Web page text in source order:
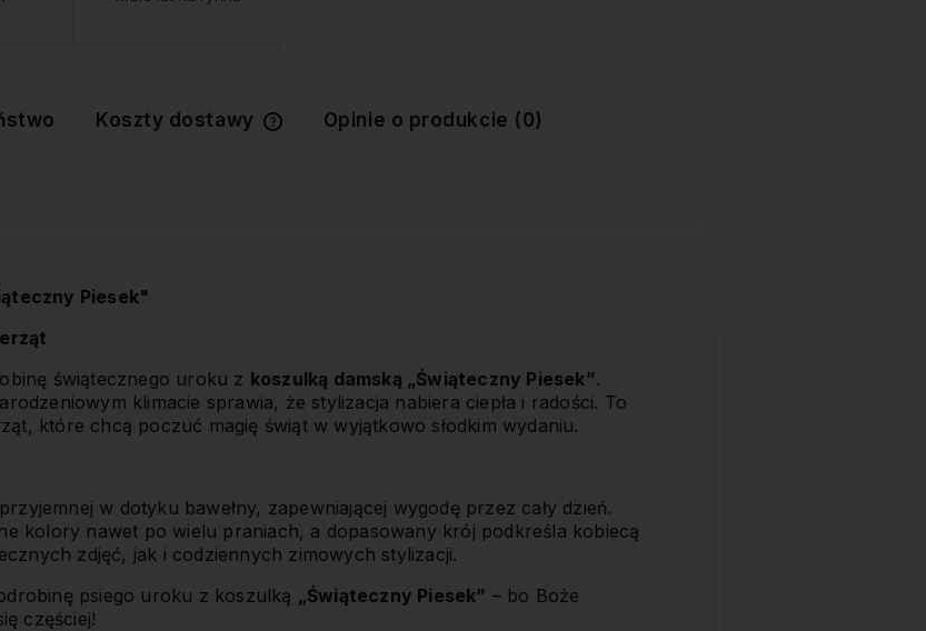
Koszty dostawy Opinie o produkcie (0)
Piesek"
świątecznego uroku z koszulką damską „Świąteczny Piesek”.
klimacie sprawia, że stylizacja nabiera ciepła i radości. To
które chcą poczuć magię świąt w wyjątkowo słodkim wydaniu.
w dotyku bawełny, zapewniającej wygodę przez cały dzień.
kolory nawet po wielu praniach, a dopasowany krój podkreśla kobiecą
zdjęć, jak i codziennych zimowych stylizacji.
psiego uroku z koszulką „Świąteczny Piesek” – bo Boże
częściej!